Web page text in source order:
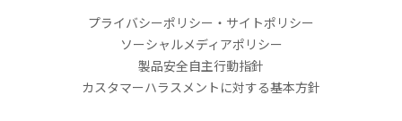
プライバシーポリシー・サイトポリシー
ソーシャルメディアポリシー
製品安全自主行動指針
カスタマーハラスメントに対する基本方針